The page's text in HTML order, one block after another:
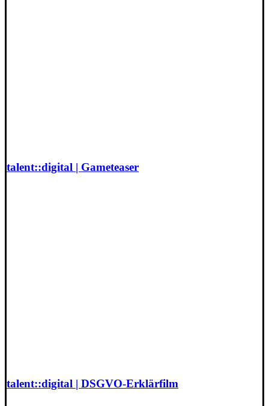
talent::digital | Gameteaser
talent::digital | DSGVO-Erklärfilm